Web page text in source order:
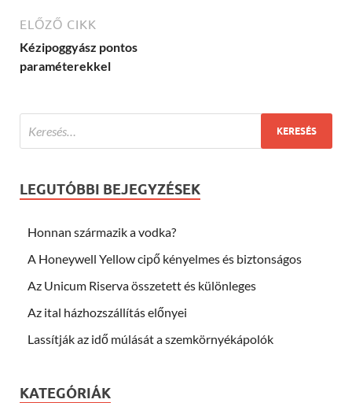
ELŐZŐ CIKK
Kézipoggyász pontos
paraméterekkel
LEGUTÓBBI BEJEGYZÉSEK
Honnan származik a vodka?
A Honeywell Yellow cipő kényelmes és biztonságos
Az Unicum Riserva összetett és különleges
Az ital házhozszállítás előnyei
Lassítják az idő múlását a szemkörnyékápolók
KATEGÓRIÁK